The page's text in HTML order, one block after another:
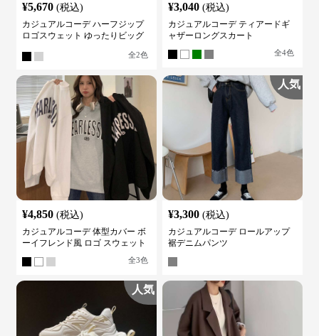
¥5,670 (税込)
カジュアルコーデ ハーフジップ
ロゴスウェット ゆったりビッグ
全2色
¥3,040 (税込)
カジュアルコーデ ティアードギ
ャザーロングスカート
全4色
¥4,850 (税込)
カジュアルコーデ 体型カバー ボ
ーイフレンド風 ロゴ スウェット
全3色
人気
¥3,300 (税込)
カジュアルコーデ ロールアップ
裾デニムパンツ
人気